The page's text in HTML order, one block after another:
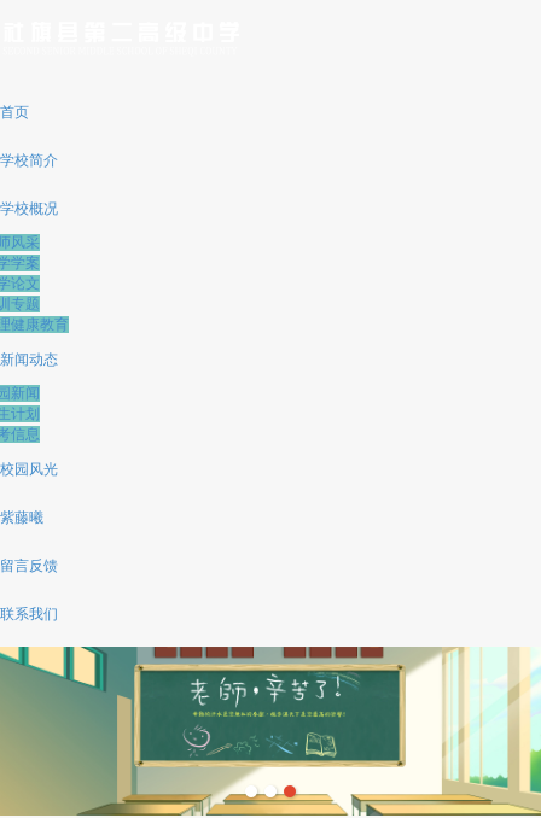
首页
学校简介
学校概况
风采
学案
论文
专题
健康教育
新闻动态
新闻
计划
信息
校园风光
紫藤曦
留言反馈
联系我们